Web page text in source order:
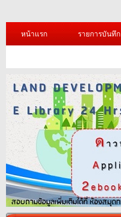
หน้าแรก รายการบันทึก